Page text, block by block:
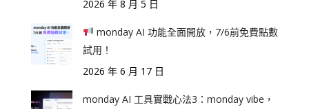
2026 年 8 月 5 日
monday AI 功能全面開放，7/6前免費點數
試用！
2026 年 6 月 17 日
monday AI 工具實戰心法3：monday vibe，